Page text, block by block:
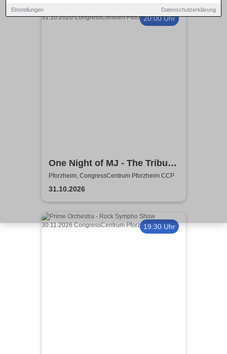
Einstellungen Datenschutzerklärung
20:00 Uhr
One Night of MJ - The Tribute
to The King of Pop!
Pforzheim, CongressCentrum Pforzheim CCP
31.10.2026
19:30 Uhr